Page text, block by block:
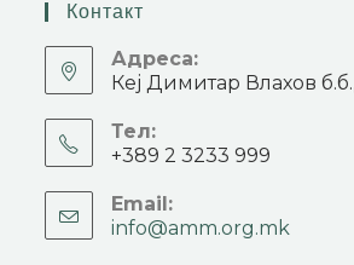
Контакт
Адреса:
Кеј Димитар Влахов
Тел:
+389 2 3233 999
Email:
info@amm.org.mk